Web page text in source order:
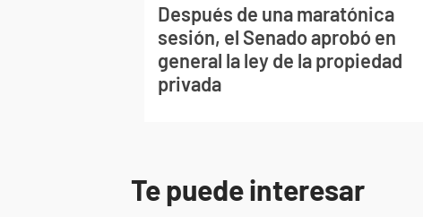
Después de una maratónica
sesión, el Senado aprobó en
general la ley de la propiedad
privada
Te puede interesar